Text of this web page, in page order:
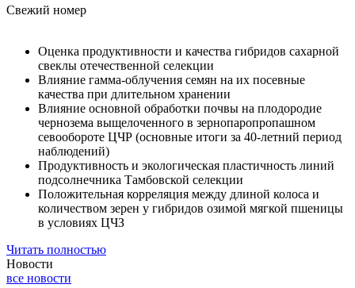
Свежий номер
Оценка продуктивности и качества гибридов сахарной
свеклы отечественной селекции
Влияние гамма-облучения семян на их посевные
качества при длительном хранении
Влияние основной обработки почвы на плодородие
чернозема выщелоченного в зернопаропропашном
севообороте ЦЧР (основные итоги за 40-летний период
наблюдений)
Продуктивность и экологическая пластичность линий
подсолнечника Тамбовской селекции
Положительная корреляция между длиной колоса и
количеством зерен у гибридов озимой мягкой пшеницы
в условиях ЦЧЗ
Читать полностью
Новости
все новости